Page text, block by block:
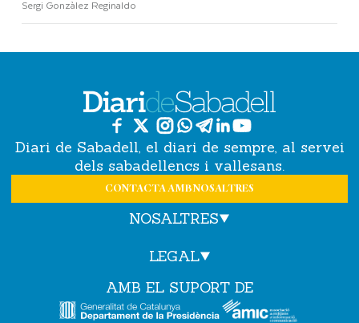
Sergi Gonzàlez Reginaldo
Diari de Sabadell, el diari de sempre, al servei
dels sabadellencs i vallesans.
CONTACTA AMB NOSALTRES
NOSALTRES
LEGAL
AMB EL SUPORT DE